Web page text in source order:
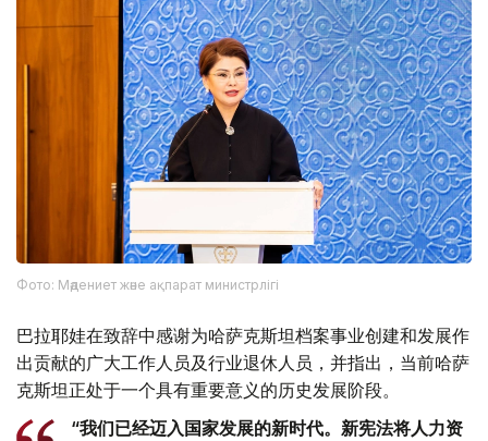
Фото: Мәдениет және ақпарат министрлігі
巴拉耶娃在致辞中感谢为哈萨克斯坦档案事业创建和发展作
出贡献的广大工作人员及行业退休人员，并指出，当前哈萨
克斯坦正处于一个具有重要意义的历史发展阶段。
“我们已经迈入国家发展的新时代。新宪法将人力资